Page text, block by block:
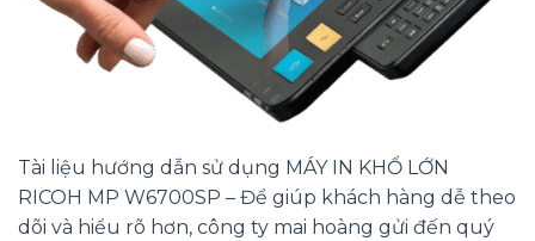
Tài liệu hướng dẫn sử dụng MÁY IN KHỔ LỚN
RICOH MP W6700SP – Để giúp khách hàng dễ theo
dõi và hiểu rõ hơn, công ty mai hoàng gửi đến quý